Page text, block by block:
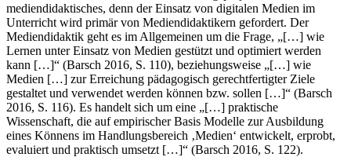
Außerdem ist das Thema dieses Forschungsprojekts auch ein
mediendidaktisches, denn der Einsatz von digitalen Medien im
Unterricht wird primär von Mediendidaktikern gefordert. Der
Mediendidaktik geht es im Allgemeinen um die Frage, „[…] wie
Lernen unter Einsatz von Medien gestützt und optimiert werden
kann […]“ (Barsch2016, S. 110), beziehungsweise „[…] wie
Medien […] zur Erreichung pädagogisch gerechtfertigter Ziele
gestaltet und verwendet werden können bzw. sollen […]“ (Barsch
2016, S. 116). Es handelt sich um eine „[…] praktische
Wissenschaft, die auf empirischer Basis Modelle zur Ausbildung
eines Könnens im Handlungsbereich ‚Medien‘ entwickelt, erprobt,